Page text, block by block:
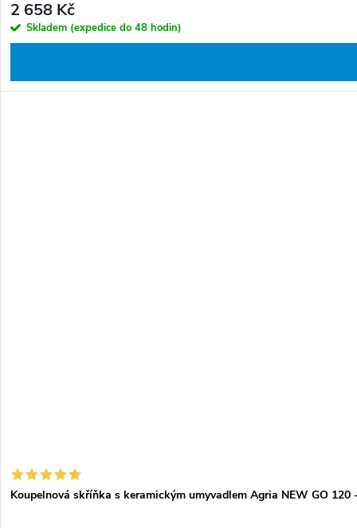
2 658 Kč
Skladem (expedice do 48 hodin)
Koupelnová skříňka s keramickým umyvadlem Agria NEW GO 120